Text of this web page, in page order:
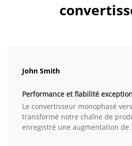
John Smith
Performance et fiabilité
Le convertisseur monophasé
transformé notre chaîne de
enregistré une augmentation de